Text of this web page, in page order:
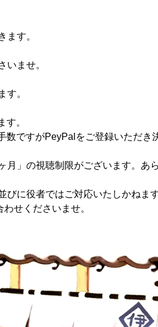
ます。
いませ。
す。
。
ですがPeyPalをご登録いただき
」の視聴制限がございます。あ
に役者ではご対応いたしかねます
せくださいませ。